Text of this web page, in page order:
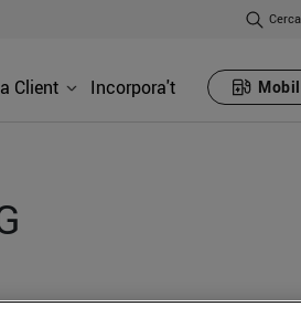
Cerca
Client Incorpora't
d’actualitat sobre